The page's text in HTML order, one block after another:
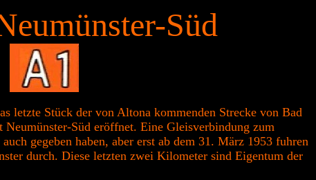
Süd
letzte Stück der von Altona kommenden Strecke von Bad
Neumünster-Süd eröffnet. Eine Gleisverbindung zum
gegeben haben, aber erst ab dem 31. März 1953 fuhren
durch. Diese letzten zwei Kilometer sind Eigentum der